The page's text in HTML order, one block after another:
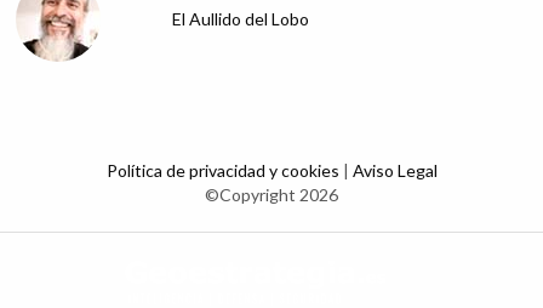
El Aullido del Lobo
Política de privacidad y cookies | Aviso Legal
©Copyright 2026